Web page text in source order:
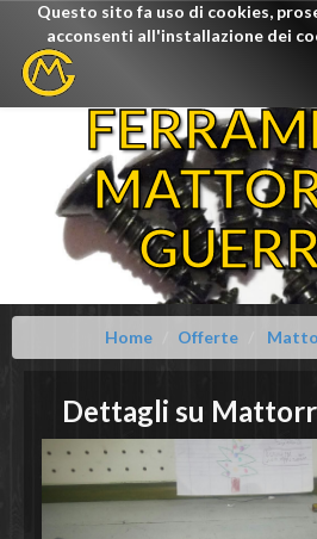
Questo sito fa uso di cookies,
acconsenti all'installazione dei
Home Offerte
Dettagli su